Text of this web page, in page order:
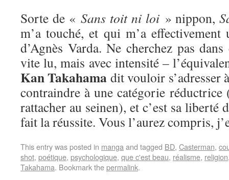
Sorte de «Sans toit ni loi» nippon,
m’a touché, et qui m’a
d’Agnès Varda. Ne cherchez pas
vite lu, mais avec intensité –
Kan Takahama dit vouloir s’adresser
contraindre à une catégorie
rattacher au seinen), et c’est sa liberté
fait la réussite. Vous l’aurez compris,
This entry was posted in manga and tagged BD, Casterman,
shot, poétique, psychologique, que c'est beau, réalisme, religion
Takahama. Bookmark thepermalink.